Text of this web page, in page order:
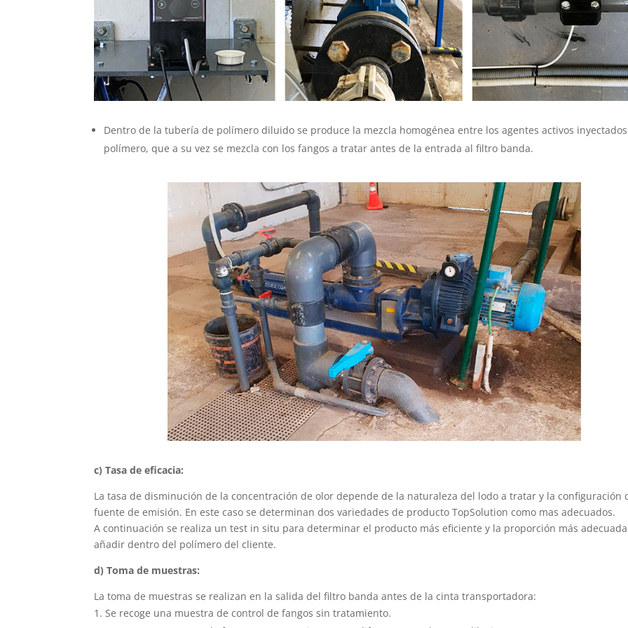
Dentro de la tubería de polímero diluido se produce la mezcla homogénea entre los agentes activos
polímero, que a su vez se mezcla con los fangos a tratar antes de la entrada al filtro banda.
c) Tasa de eficacia:
La tasa de disminución de la concentración de olor depende de la naturaleza del lodo a tratar y la configuración
fuente de emisión. En este caso se determinan dos variedades de producto TopSolution como mas adecuados.
A continuación se realiza un test in situ para determinar el producto más eficiente y la proporción más
añadir dentro del polímero del cliente.
d) Toma de muestras:
La toma de muestras se realizan en la salida del filtro banda antes de la cinta transportadora:
Se recoge una muestra de control de fangos sin tratamiento.